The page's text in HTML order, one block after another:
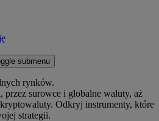
submenu
rynków.
surowce i globalne waluty, aż
Odkryj instrumenty, które
strategii.